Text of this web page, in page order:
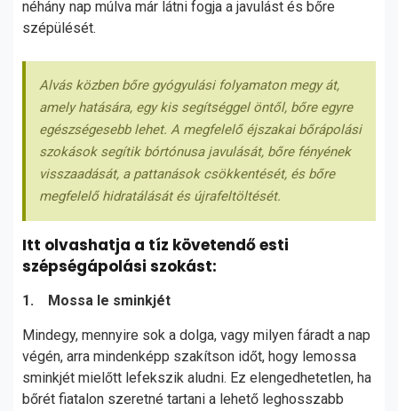
néhány nap múlva már látni fogja a javulást és bőre
szépülését.
Alvás közben bőre gyógyulási folyamaton megy át,
amely hatására, egy kis segítséggel öntől, bőre egyre
egészségesebb lehet. A megfelelő éjszakai bőrápolási
szokások segítik bórtónusa javulását, bőre fényének
visszaadását, a pattanások csökkentését, és bőre
megfelelő hidratálását és újrafeltöltését.
Itt olvashatja a tíz követendő esti
szépségápolási szokást:
1. Mossa le sminkjét
Mindegy, mennyire sok a dolga, vagy milyen fáradt a nap
végén, arra mindenképp szakítson időt, hogy lemossa
sminkjét mielőtt lefekszik aludni. Ez elengedhetetlen, ha
bőrét fiatalon szeretné tartani a lehető leghosszabb